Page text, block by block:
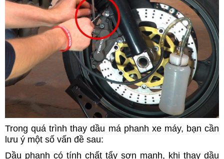
Trong quá trình thay dầu má phanh xe máy, bạn cần
lưu ý một số vấn đề sau:
Dầu phanh có tính chất tẩy sơn mạnh, khi thay dầu